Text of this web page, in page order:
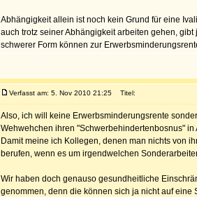
Abhängigkeit allein ist noch kein Grund für eine
auch trotz seiner Abhängigkeit arbeiten gehen,
schwerer Form können zur
Verfasst am: 5. Nov 2010 21:25 Titel:
Also, ich will keine Erwerbsminderungsrente
Wehwehchen ihren "Schwerbehindertenbosnus"
Damit meine ich Kollegen, denen man nichts von
berufen, wenn es um irgendwelchen
Wir haben doch genauso gesundheitliche
genommen, denn die können sich ja nicht auf